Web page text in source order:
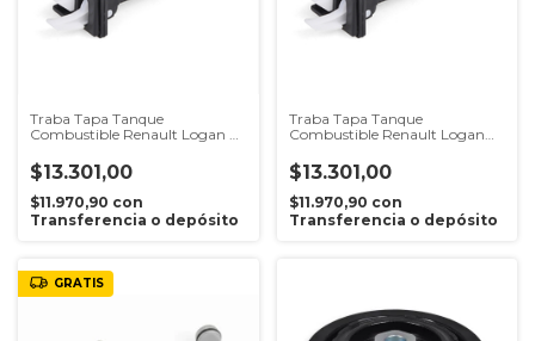
Traba Tapa Tanque
Combustible Renault Logan 2
$13.301,00
$11.970,90 con
Transferencia o depósito
Traba Tapa Tanque
Combustible Renault Logan
$13.301,00
$11.970,90 con
Transferencia o depósito
GRATIS